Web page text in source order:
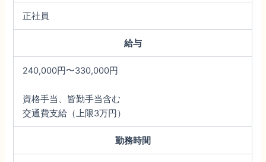
正社員
給与
240,000円〜330,000円
資格手当、皆勤手当含む
交通費支給（上限3万円）
勤務時間